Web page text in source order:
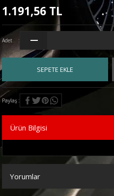
1.191,56 TL
Adet
SEPETE EKLE
Paylaş
Ürün Bilgisi
Yorumlar